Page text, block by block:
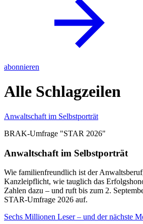
abonnieren
Alle Schlagzeilen
Anwaltschaft im Selbstporträt
BRAK-Umfrage "STAR 2026"
Anwaltschaft im Selbstporträt
Wie familienfreundlich ist der
Kanzleipflicht, wie tauglich das
Zahlen dazu – und ruft bis zum 2.
STAR-Umfrage 2026 auf.
Sechs Millionen Leser – und der nächste